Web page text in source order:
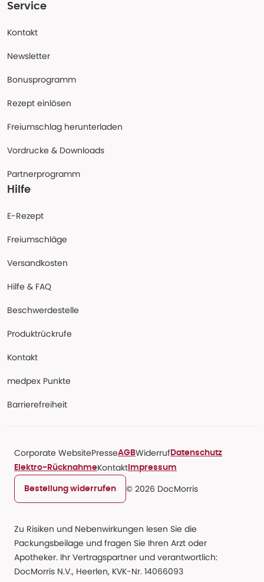
Service
Kontakt
Newsletter
Bonusprogramm
Rezept einlösen
Freiumschlag herunterladen
Vordrucke & Downloads
Partnerprogramm
Hilfe
E-Rezept
Freiumschläge
Versandkosten
Hilfe & FAQ
Beschwerdestelle
Produktrückrufe
Kontakt
medpex Punkte
Barrierefreiheit
Corporate WebsitePresseAGBWiderruf Datenschutz
Elektro-RücknahmeKontakt Impressum
Bestellung widerrufen © 2026 DocMorris
Zu Risiken und Nebenwirkungen lesen Sie die
Packungsbeilage und fragen Sie Ihren Arzt oder
Apotheker. Ihr Vertragspartner und verantwortlich:
DocMorris N.V., Heerlen, KVK-Nr. 14066093